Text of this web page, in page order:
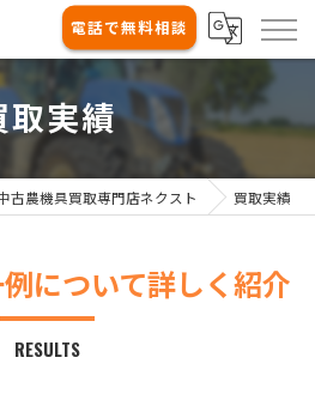
電話で無料相談
取実績
古農機具買取専門店ネクスト 買取実績
について詳しく紹介
RESULTS